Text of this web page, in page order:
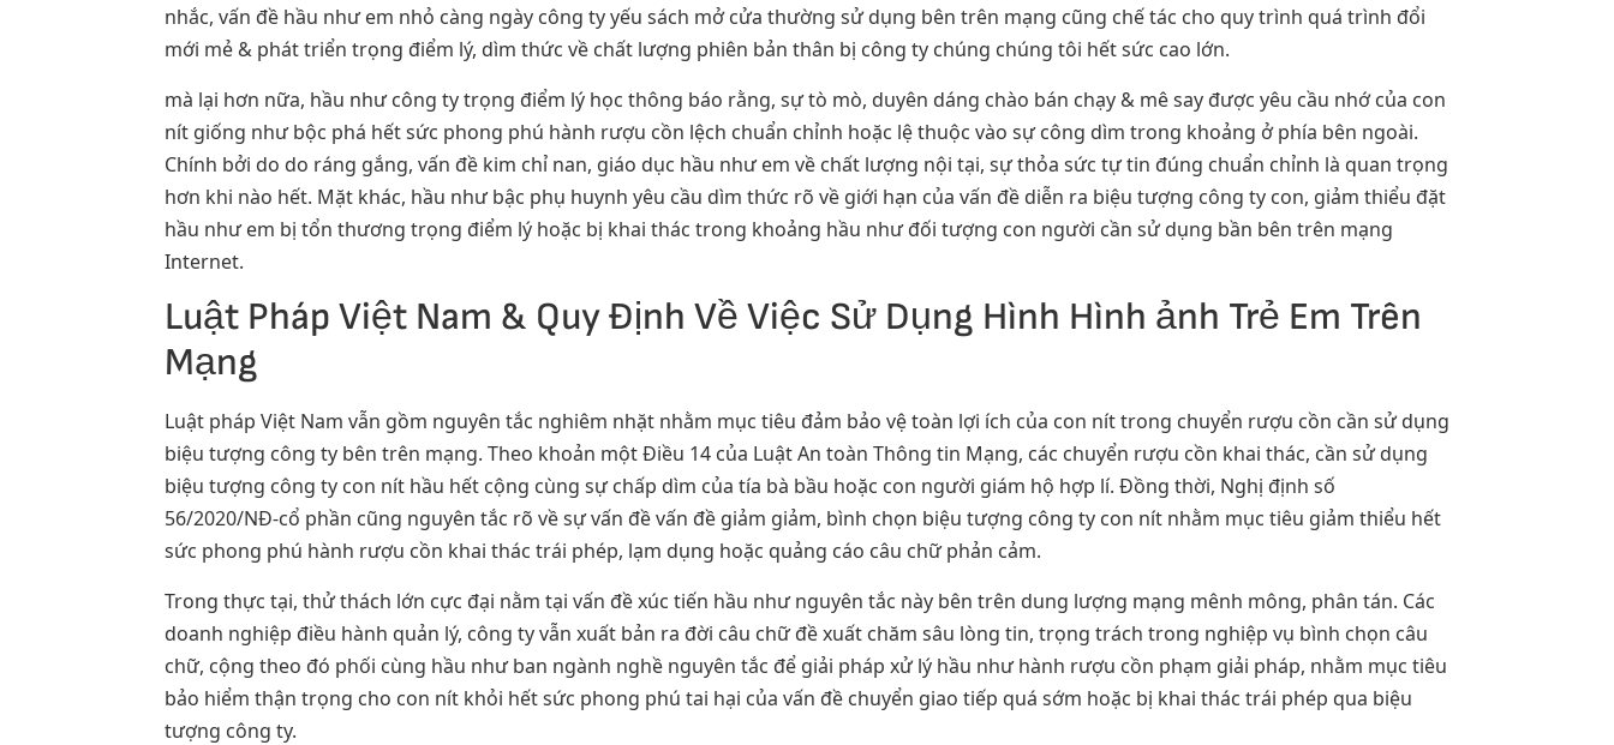
nhắc, vấn đề hầu như em nhỏ càng ngày công ty yếu sách mở cửa thường sử dụng bên trên mạng cũng chế tác cho quy trình quá trình đổi
mới mẻ & phát triển trọng điểm lý, dìm thức về chất lượng phiên bản thân bị công ty chúng chúng tôi hết sức cao lớn.
mà lại hơn nữa, hầu như công ty trọng điểm lý học thông báo rằng, sự tò mò, duyên dáng chào bán chạy & mê say được yêu cầu nhớ của con
nít giống như bộc phá hết sức phong phú hành rượu cồn lệch chuẩn chỉnh hoặc lệ thuộc vào sự công dìm trong khoảng ở phía bên ngoài.
Chính bởi do do ráng gắng, vấn đề kim chỉ nan, giáo dục hầu như em về chất lượng nội tại, sự thỏa sức tự tin đúng chuẩn chỉnh là quan trọng
hơn khi nào hết. Mặt khác, hầu như bậc phụ huynh yêu cầu dìm thức rõ về giới hạn của vấn đề diễn ra biệu tượng công ty con, giảm thiểu đặt
hầu như em bị tổn thương trọng điểm lý hoặc bị khai thác trong khoảng hầu như đối tượng con người cần sử dụng bần bên trên mạng
Internet.
Luật Pháp Việt Nam & Quy Định Về Việc Sử Dụng Hình Hình ảnh Trẻ Em Trên
Mạng
Luật pháp Việt Nam vẫn gồm nguyên tắc nghiêm nhặt nhằm mục tiêu đảm bảo vệ toàn lợi ích của con nít trong chuyển rượu cồn cần sử dụng
biệu tượng công ty bên trên mạng. Theo khoản một Điều 14 của Luật An toàn Thông tin Mạng, các chuyển rượu cồn khai thác, cần sử dụng
biệu tượng công ty con nít hầu hết cộng cùng sự chấp dìm của tía bà bầu hoặc con người giám hộ hợp lí. Đồng thời, Nghị định số
56/2020/NĐ-cổ phần cũng nguyên tắc rõ về sự vấn đề vấn đề giảm giảm, bình chọn biệu tượng công ty con nít nhằm mục tiêu giảm thiểu hết
sức phong phú hành rượu cồn khai thác trái phép, lạm dụng hoặc quảng cáo câu chữ phản cảm.
Trong thực tại, thử thách lớn cực đại nằm tại vấn đề xúc tiến hầu như nguyên tắc này bên trên dung lượng mạng mênh mông, phân tán. Các
doanh nghiệp điều hành quản lý, công ty vẫn xuất bản ra đời câu chữ đề xuất chăm sâu lòng tin, trọng trách trong nghiệp vụ bình chọn câu
chữ, cộng theo đó phối cùng hầu như ban ngành nghề nguyên tắc để giải pháp xử lý hầu như hành rượu cồn phạm giải pháp, nhằm mục tiêu
bảo hiểm thận trọng cho con nít khỏi hết sức phong phú tai hại của vấn đề chuyển giao tiếp quá sớm hoặc bị khai thác trái phép qua biệu
tượng công ty.